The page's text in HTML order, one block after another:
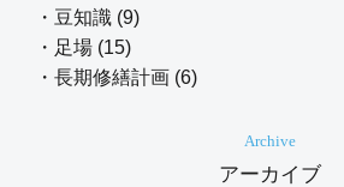
・豆知識 (9)
・足場 (15)
・長期修繕計画 (6)
Archive
アーカイブ